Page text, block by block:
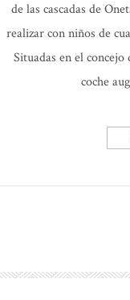
de las cascadas de
realizar con niños de
Situadas en el
coche